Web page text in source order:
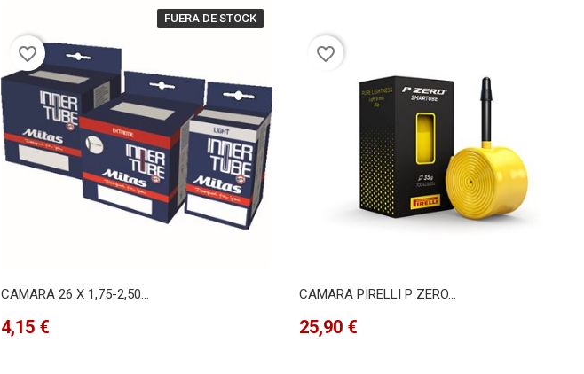
FUERA DE STOCK
favorite_border
CAMARA 26 X 1,75-2,50...
Precio
4,15 €
favorite_border
CAMARA PIRELLI P ZERO...
Precio
25,90 €